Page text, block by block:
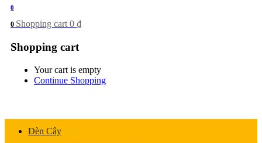
0
0 Shopping cart 0 ₫
Shopping cart
Your cart is empty
Continue Shopping
Đèn Cây